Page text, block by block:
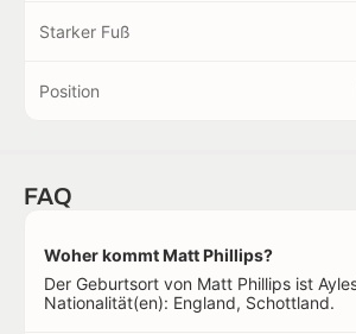
Starker Fuß
Position
FAQ
Woher kommt Matt Phillips?
Der Geburtsort von Matt Phillips ist
Nationalität(en): England, Schottland.